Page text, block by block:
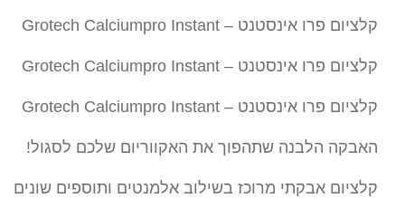
קלציום פרו אינסטנט – Grotech Calciumpro Instant
קלציום פרו אינסטנט – Grotech Calciumpro Instant
קלציום פרו אינסטנט – Grotech Calciumpro Instant
האבקה הלבנה שתהפוך את האקווריום שלכם לסגול!
קלציום אבקתי מרוכז בשילוב אלמנטים ותוספים שונים